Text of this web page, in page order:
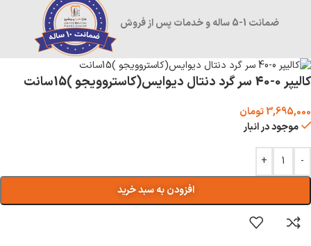
ضمانت 1-5 ساله و خدمات پس از فروش
کالیپر 0-40 سر گرد دنتال دیوایس(کاستروویجو )15سانت
3,695,000تومان
موجود در انبار
-
+
افزودن به سبد خرید